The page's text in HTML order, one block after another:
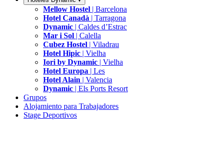
Mellow Hostel | Barcelona
Hotel Canadà| Tarragona
Dynamic| Caldes d’Estrac
Mar i Sol| Calella
Cubez Hostel| Viladrau
Hotel Hipic| Vielha
Iori by Dynamic| Vielha
Hotel Europa| Les
Hotel Alain| Valencia
Dynamic| Els Ports Resort
Grupos
Alojamiento para Trabajadores
Stage Deportivos